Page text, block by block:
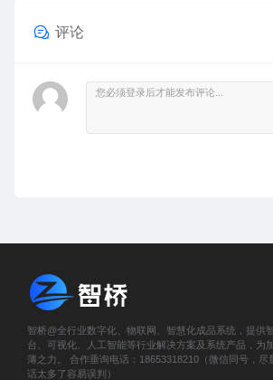
评论
智桥@全行业数字化、物联网、智慧化成品系统，提供
台、可视化、人工智能等行业解决方案及系统产品，为
薄之力。 合作垂询电话：18653318210（微信同号，尽
话太多了容易误判）